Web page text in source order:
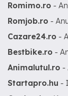
Romimo.ro -
Romjob.ro -
Cazare24.ro -
Bestbike.ro -
Animalutul.ro -
Startapro.hu -